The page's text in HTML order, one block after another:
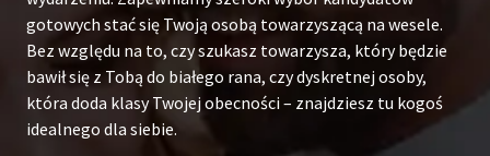
gotowych stać się Twoją osobą towarzyszącą na wesele.
Bez względu na to, czy szukasz towarzysza, który będzie
bawił się z Tobą do białego rana, czy dyskretnej osoby,
która doda klasy Twojej obecności – znajdziesz tu kogoś
idealnego dla siebie.